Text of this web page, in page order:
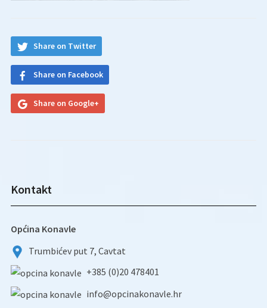
Share on Twitter
Share on Facebook
Share on Google+
Kontakt
Općina Konavle
Trumbićev put 7, Cavtat
+385 (0)20 478401
info@opcinakonavle.hr